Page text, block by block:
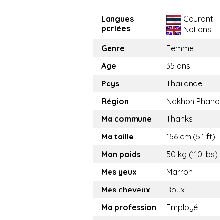
Langues
parlées
Courant
Notions
Genre
Femme
Age
35 ans
Pays
Thaïlande
Région
Nakhon
Ma commune
Thanks
Ma taille
156 cm (5.1 ft)
Mon poids
50 kg (110 lbs)
Mes yeux
Marron
Mes cheveux
Roux
Ma profession
Employé